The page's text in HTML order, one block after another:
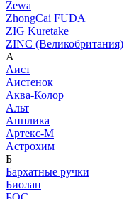
Zewa
ZhongCai FUDA
ZIG Kuretake
ZINC (Великобритания)
А
Аист
Аистенок
Аква-Колор
Альт
Апплика
Артекс-М
Астрохим
Б
Бархатные ручки
Биолан